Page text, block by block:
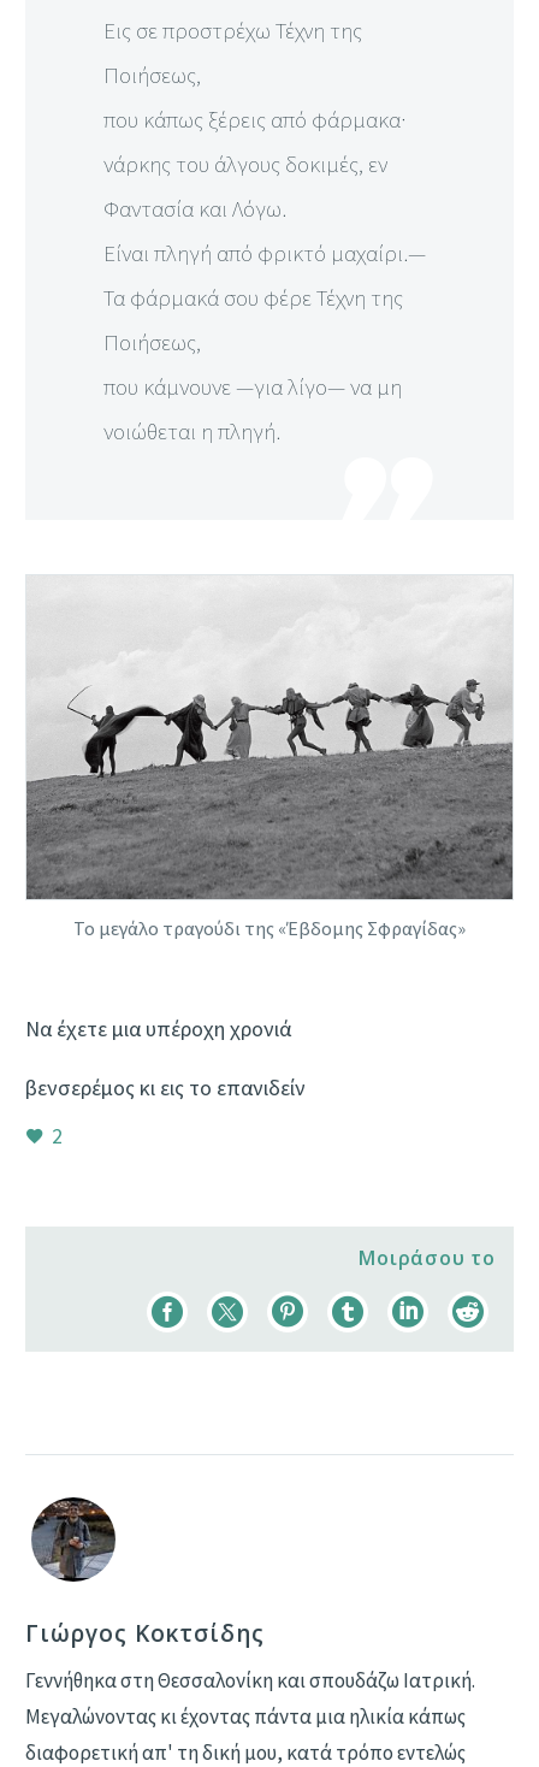
Εις σε προστρέχω Τέχνη της
Ποιήσεως,
που κάπως ξέρεις από φάρμακα·
νάρκης του άλγους δοκιμές, εν
Φαντασία και Λόγω.
Είναι πληγή από φρικτό μαχαίρι.—
Τα φάρμακά σου φέρε Τέχνη της
Ποιήσεως,
που κάμνουνε —για λίγο— να μη
νοιώθεται η πληγή.
Το μεγάλο τραγούδι της «Έβδομης Σφραγίδας»
Να έχετε μια υπέροχη χρονιά
βενσερέμος κι εις το επανιδείν
2
Μοιράσου το
Γιώργος Κοκτσίδης
Γεννήθηκα στη Θεσσαλονίκη και σπουδάζω Ιατρική.
Μεγαλώνοντας κι έχοντας πάντα μια ηλικία κάπως
διαφορετική απ' τη δική μου, κατά τρόπο εντελώς